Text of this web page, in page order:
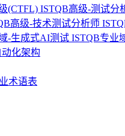
(CTFL) ISTQB高级-测试分
高级-技术测试分析师
-生成式AI测试 ISTQB专业
化架构
术语表